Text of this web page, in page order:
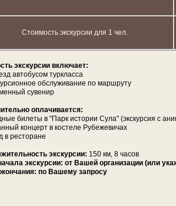
Стоимость экскурсии для 1 чел.
экс­кур­сии вклю­ча­ет:
ав­то­бу­сом турк­лас­са
об­слу­жи­ва­ние по марш­ру­ту
су­ве­нир
опла­чи­ва­ет­ся:
би­ле­ты в "Парк ис­то­рии Су­ла" (экскурсия с
кон­церт в ко­сте­ле Ру­бе­же­ви­чах
в ре­сто­ра­не
экс­кур­сии: 150 км, 8 ча­сов
экскурсии: от Вашей организации (или
по Вашему запросу